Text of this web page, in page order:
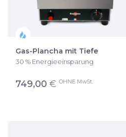
Gas-Plancha mit Tiefe
30 % Energieeinsparung
749,00 € OHNE MwSt.